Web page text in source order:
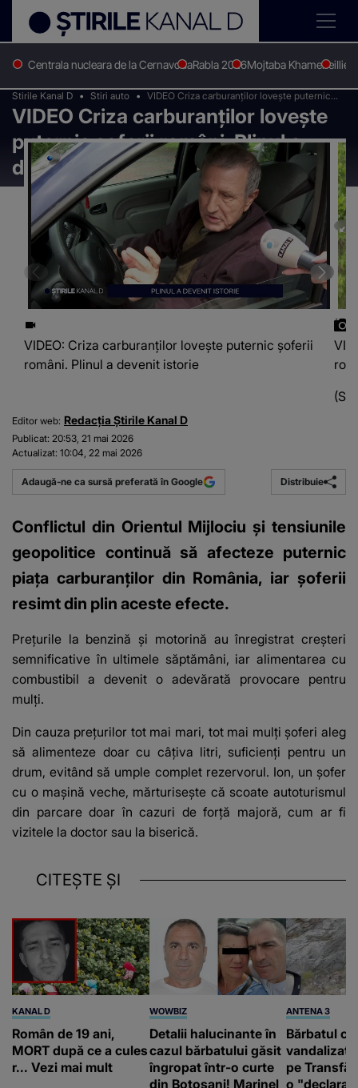
Centrala nucleara de la CernavodaRabla 2026Mojtaba KhameneiIlie
Stirile Kanal D Stiri auto
VIDEO Criza carburanților lovește puternic
șoferii români. Plinul a devenit istorie
VIDEO Criza carburanților lovește
puternic șoferii români. Plinul a
devenit istorie
VIDEO: Criza carburanților lovește puternic șoferii
români. Plinul a devenit istorie
Editor web: Redacția Știrile Kanal D
Publicat: 20:53, 21 mai 2026
Actualizat: 10:04, 22 mai 2026
Adaugă-ne ca sursă preferată în Google Distribuie
Conflictul din Orientul Mijlociu și tensiunile
geopolitice continuă să afecteze puternic
piața carburanților din România, iar șoferii
resimt din plin aceste efecte.
Prețurile la benzină și motorină au înregistrat creșteri
semnificative în ultimele săptămâni, iar alimentarea cu
combustibil a devenit o adevărată provocare pentru
mulți.
Din cauza prețurilor tot mai mari, tot mai mulți șoferi aleg
să alimenteze doar cu câțiva litri, suficienți pentru un
drum, evitând să umple complet rezervorul. Ion, un șofer
cu o mașină veche, mărturisește că scoate autoturismul
din parcare doar în cazuri de forță majoră, cum ar fi
vizitele la doctor sau la biserică.
CITEȘTE ȘI
KANAL D
Român de 19 ani,
MORT după ce a cules
r... Vezi mai mult
WOWBIZ
Detalii halucinante în
cazul bărbatului găsit
îngropat într-o curte
din Botoșani! Marinel
ANTENA 3
Bărbatul
vandalizat
pe
o